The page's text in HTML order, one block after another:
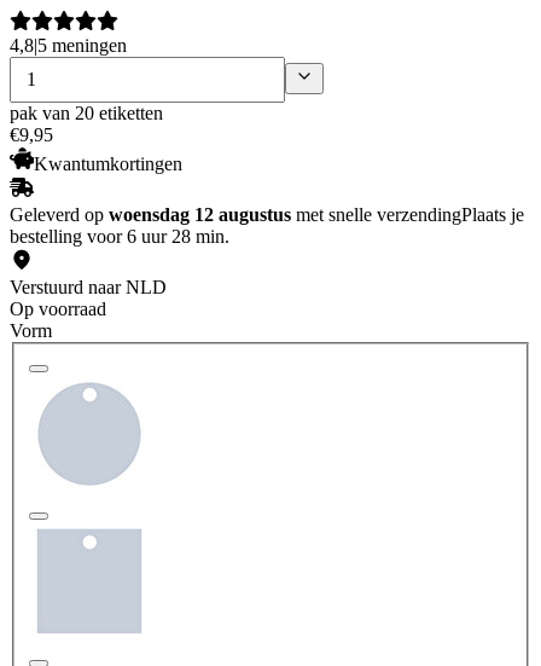
4,8|5 meningen
pak van 20 etiketten
€9,95
Kwantumkortingen
Geleverd op woensdag 12 augustus met snelle verzendingPlaats je
bestelling voor 6 uur 28 min.
Verstuurd naar NLD
Op voorraad
Vorm